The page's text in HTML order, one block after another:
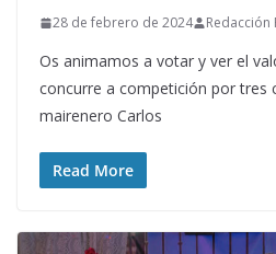
28 de febrero de 2024 Redacción
Os animamos a votar y ver el
concurre a competición por tres
mairenero Carlos
Read More